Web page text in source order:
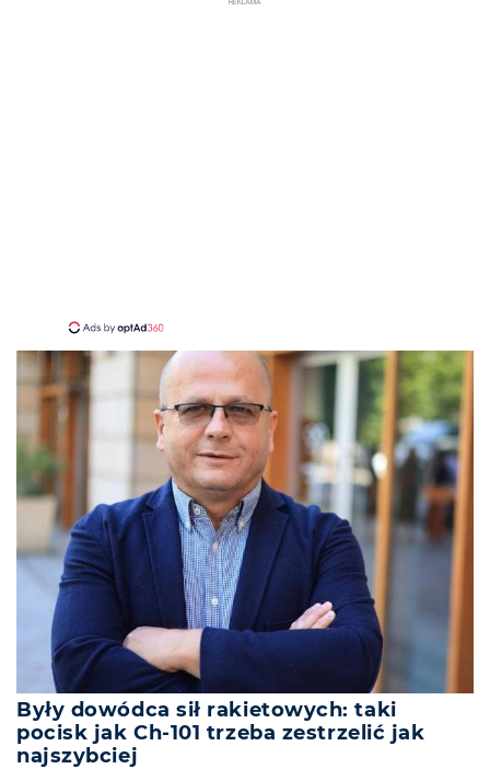
REKLAMA
Były dowódca sił rakietowych: taki
pocisk jak Ch-101 trzeba zestrzelić jak
najszybciej